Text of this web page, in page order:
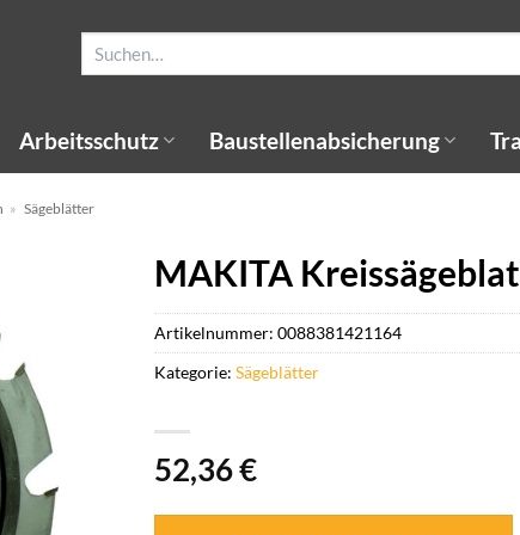
Arbeitsschutz Baustellenabsicherung
» Sägeblätter
MAKITA
52,36€
Artikelnummer: 0088381421164
Kategorie: Sägeblätter